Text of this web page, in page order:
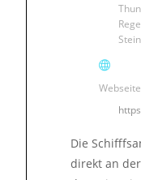
Webseite
Die
direkt an